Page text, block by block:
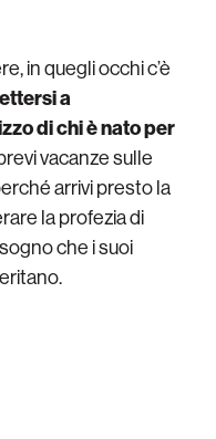
in quegli occhi c’è
a
di chi è nato per
vacanze sulle
arrivi presto la
la profezia di
che i suoi